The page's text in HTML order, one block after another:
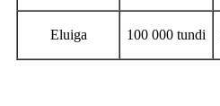
Eluiga 100 000 tundi